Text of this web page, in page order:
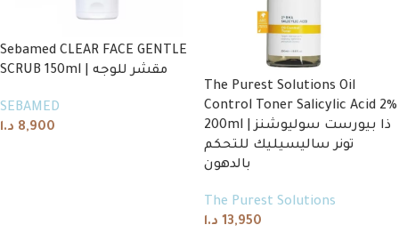
Sebamed CLEAR FACE GENTLE
SCRUB 150ml | مقشر للوجه
SEBAMED
8,900 د.ا
The Purest Solutions Oil
Control Toner Salicylic Acid 2%
200ml | ذا بيورست سوليوشنز
تونر ساليسيليك للتحكم
بالدهون
The Purest Solutions
13,950 د.ا